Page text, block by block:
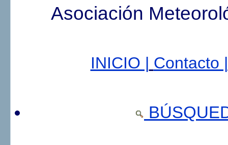
Asociación
INICIO | Contacto |